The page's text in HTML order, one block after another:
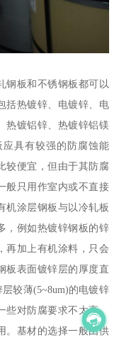
钢板和不锈钢板都可以
括热镀锌、电镀锌、电
热镀铝锌、热镀锌铝镁
具有较强的防腐蚀能
较便宜，但由于其防腐
般只用作室内或不直接
机涂层钢板与以冷轧板
，例如热镀锌钢板的锌
再加上有机涂料，只会
板表面镀锌层的厚度直
较薄(5~8um)的电镀锌
对防腐要求不太高、
。基材的选择一般由供